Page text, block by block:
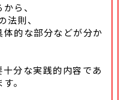
ら、
則、
体的な部分などが分か
分な実践的内容であ
。